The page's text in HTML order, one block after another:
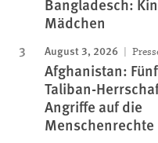
Mädchen
August 3, 2026
Afghanistan:
Taliban-
Angriffe auf die
Menschenrechte